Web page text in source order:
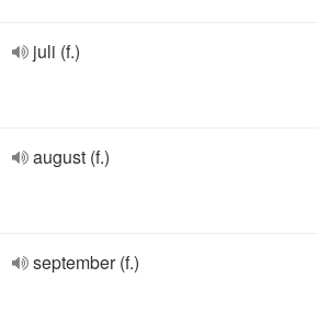
juli (f.)
august (f.)
september (f.)